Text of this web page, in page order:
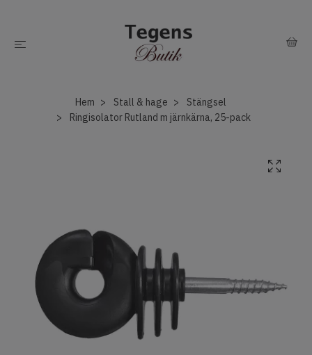
Hem Stall & hage
Stängsel
Ringisolator Rutland m järnkärna, 25-pack